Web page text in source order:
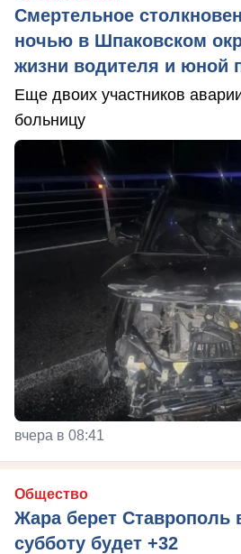
Смертельное
ночью в Шпаковском
жизни водителя и юной
Еще двоих участников
больницу
вчера в 08:41
Общество
Жара берет Ставрополь
субботу будет +32